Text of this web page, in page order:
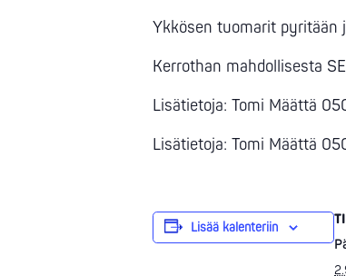
Ykkösen tuomarit pyritään
Kerrothan mahdollisesta
Lisätietoja: Tomi Määttä
Lisätietoja: Tomi Määttä
Lisää kalenteriin